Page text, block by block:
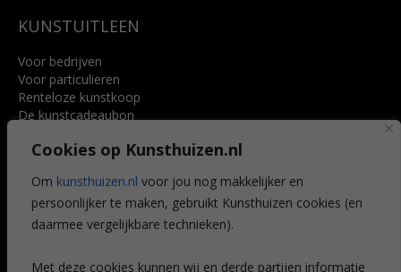
Cookies op Kunsthuizen.nl
Om kunsthuizen.nl voor jou nog makkelijker en
persoonlijker te maken, gebruikt Kunsthuizen cookies (en
daarmee vergelijkbare technieken).
Met deze cookies kunnen wij en derde partijen informatie
KUNSTUITLEEN
Voor bedrijven
Voor particulieren
Renteloze kunstkoop
De kunstcadeaubon
Voordelen
Veelgestelde vragen
CONTACT